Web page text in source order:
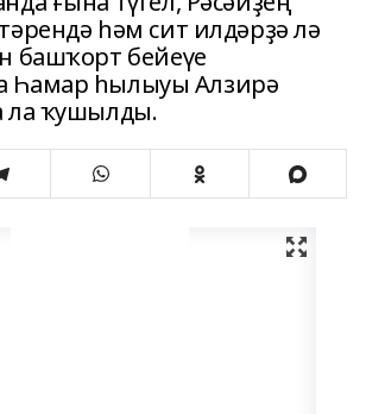
һәм сит илдәрҙә лә
башҡорт бейеүе
Һамар һылыуы Алзирә
ла ҡушылды.